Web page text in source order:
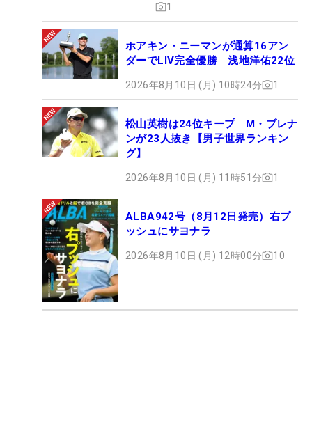
1
ホアキン・ニーマンが通算16アン
ダーでLIV完全優勝 浅地洋佑22位
2026年8月10日 (月) 10時24分 1
松山英樹は24位キープ M・ブレナ
ンが23人抜き【男子世界ランキン
グ】
2026年8月10日 (月) 11時51分 1
ALBA942号（8月12日発売）右プ
ッシュにサヨナラ
2026年8月10日 (月) 12時00分 10